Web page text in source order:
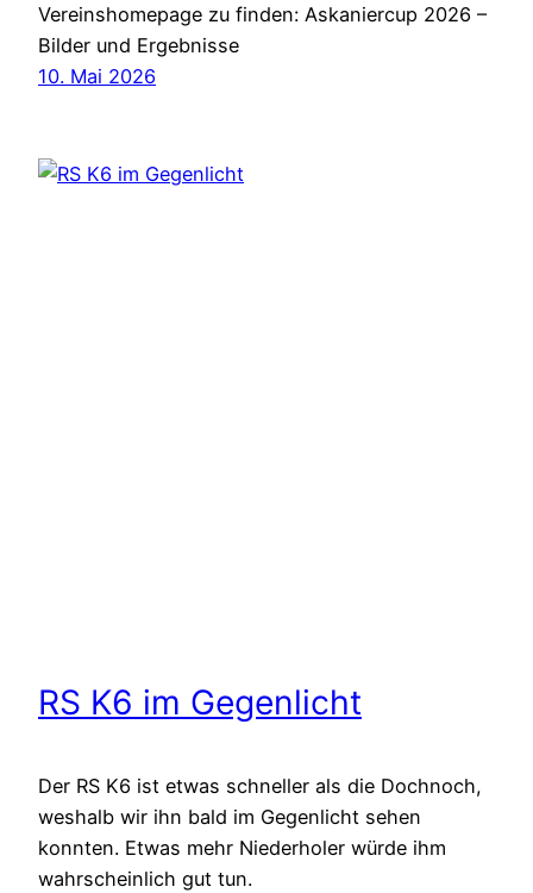
Vereinshomepage zu finden: Askaniercup 2026 –
Bilder und Ergebnisse
10. Mai 2026
RS K6 im Gegenlicht
Der RS K6 ist etwas schneller als die Dochnoch,
weshalb wir ihn bald im Gegenlicht sehen
konnten. Etwas mehr Niederholer würde ihm
wahrscheinlich gut tun.